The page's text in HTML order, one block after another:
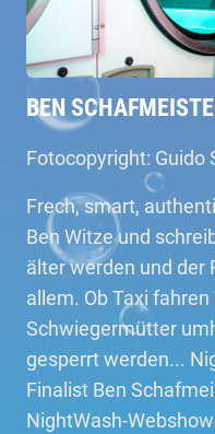
BEN
Fotocopyright: Guido
Frech, smart,
Ben Witze und
älter werden und der
allem. Ob Taxi
Schwiegermütter
gesperrt werden...
Finalist Ben
NightWash-